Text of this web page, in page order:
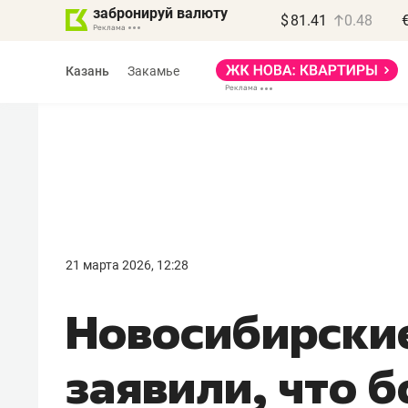
забронируй валюту $ 81.41 0.48
Казань Закамье
21 марта 2026, 12:28
заявили, что
правил, бизнес может
потерять минимум